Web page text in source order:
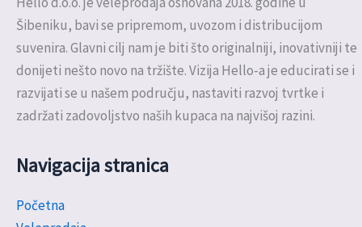
Šibeniku, bavi se pripremom, uvozom i distribucijom
suvenira. Glavni cilj nam je biti što originalniji, inovativniji te
donijeti nešto novo na tržište. Vizija Hello-a je educirati se i
razvijati se u našem području, nastaviti razvoj tvrtke i
zadržati zadovoljstvo naših kupaca na najvišoj razini.
Navigacija stranica
Početna